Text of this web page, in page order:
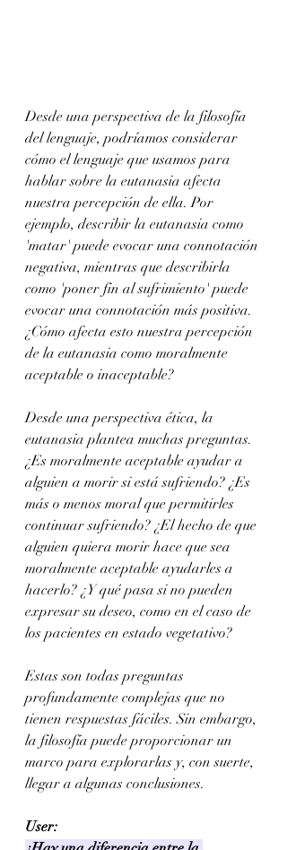
Desde una perspectiva de la filosofía
del lenguaje, podríamos considerar
cómo el lenguaje que usamos para
hablar sobre la eutanasia afecta
nuestra percepción de ella. Por
ejemplo, describir la eutanasia como
'matar' puede evocar una connotación
negativa, mientras que describirla
como 'poner fin al sufrimiento' puede
evocar una connotación más positiva.
¿Cómo afecta esto nuestra percepción
de la eutanasia como moralmente
aceptable o inaceptable?
Desde una perspectiva ética, la
eutanasia plantea muchas preguntas.
¿Es moralmente aceptable ayudar a
alguien a morir si está sufriendo? ¿Es
más o menos moral que permitirles
continuar sufriendo? ¿El hecho de que
alguien quiera morir hace que sea
moralmente aceptable ayudarles a
hacerlo? ¿Y qué pasa si no pueden
expresar su deseo, como en el caso de
los pacientes en estado vegetativo?
Estas son todas preguntas
profundamente complejas que no
tienen respuestas fáciles. Sin embargo,
la filosofía puede proporcionar un
marco para explorarlas y, con suerte,
llegar a algunas conclusiones.
User: